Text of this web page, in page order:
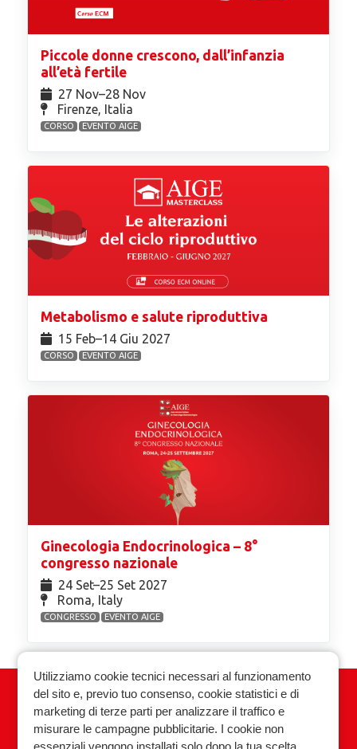
Piccole donne crescono, dall’infanzia
all’età fertile
27 Nov⁠–28 Nov
Firenze, Italia
CORSO EVENTO AIGE
Metabolismo e salute riproduttiva
15 Feb⁠–14 Giu 2027
CORSO EVENTO AIGE
Ginecologia Endocrinologica – 8°
congresso nazionale
24 Set⁠–25 Set 2027
Roma, Italy
CONGRESSO EVENTO AIGE
Associazione Italiana Ginecologia
Endocrinologica
Utilizziamo cookie tecnici necessari al funzionamento
del sito e, previo tuo consenso, cookie statistici e di
marketing di terze parti per analizzare il traffico e
misurare le campagne pubblicitarie. I cookie non
essenziali vengono installati solo dopo la tua scelta.